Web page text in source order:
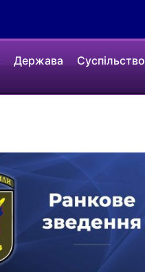
Держава Суспільство